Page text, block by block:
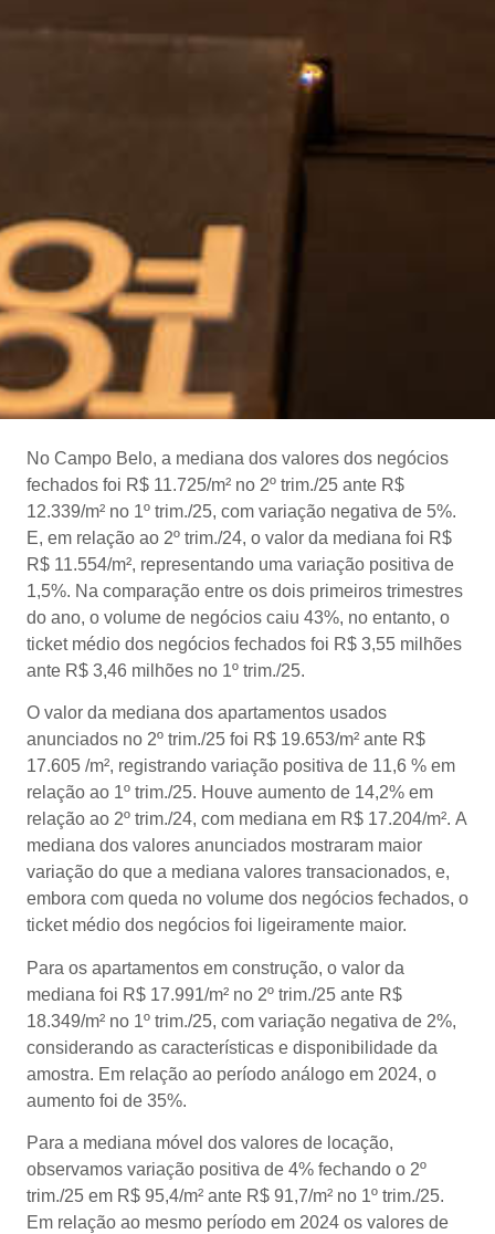
No Campo Belo, a mediana dos valores dos negócios
fechados foi R$ 11.725/m² no 2º trim./25 ante R$
12.339/m² no 1º trim./25, com variação negativa de 5%.
E, em relação ao 2º trim./24, o valor da mediana foi R$
R$ 11.554/m², representando uma variação positiva de
1,5%. Na comparação entre os dois primeiros trimestres
do ano, o volume de negócios caiu 43%, no entanto, o
ticket médio dos negócios fechados foi R$ 3,55 milhões
ante R$ 3,46 milhões no 1º trim./25.
O valor da mediana dos apartamentos usados
anunciados no 2º trim./25 foi R$ 19.653/m² ante R$
17.605 /m², registrando variação positiva de 11,6 % em
relação ao 1º trim./25. Houve aumento de 14,2% em
relação ao 2º trim./24, com mediana em R$ 17.204/m². A
mediana dos valores anunciados mostraram maior
variação do que a mediana valores transacionados, e,
embora com queda no volume dos negócios fechados, o
ticket médio dos negócios foi ligeiramente maior.
Para os apartamentos em construção, o valor da
mediana foi R$ 17.991/m² no 2º trim./25 ante R$
18.349/m² no 1º trim./25, com variação negativa de 2%,
considerando as características e disponibilidade da
amostra. Em relação ao período análogo em 2024, o
aumento foi de 35%.
Para a mediana móvel dos valores de locação,
observamos variação positiva de 4% fechando o 2º
trim./25 em R$ 95,4/m² ante R$ 91,7/m² no 1º trim./25.
Em relação ao mesmo período em 2024 os valores de